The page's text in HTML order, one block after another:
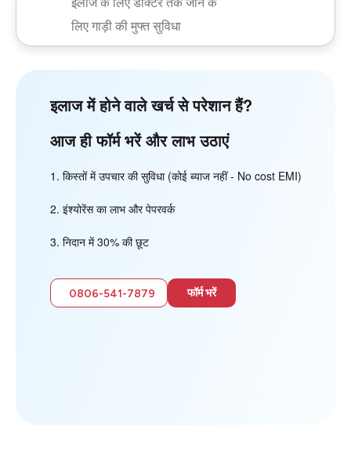
लिए गाड़ी की मुफ्त सुविधा
इलाज में होने वाले खर्च से परेशान हैं?
आज ही फॉर्म भरें और लाभ उठाएं
किस्तों में उपचार की सुविधा (कोई ब्याज नहीं - No cost EMI)
इंश्योरेंस का लाभ और पेपरवर्क
निदान में 30% की छूट
0806-541-7879 फॉर्म भरें